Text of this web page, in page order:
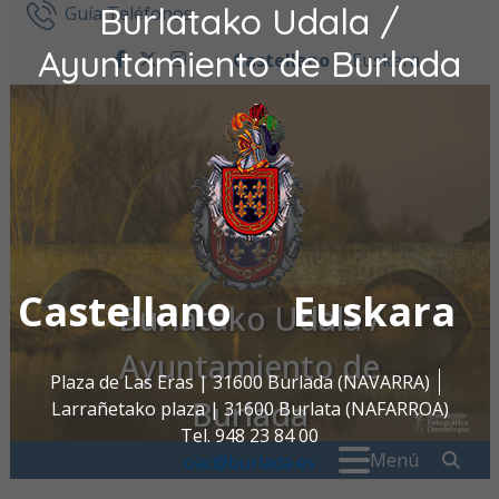
Burlatako Udala /
Ayuntamiento de Burlada
Castellano Euskara
Plaza de Las Eras | 31600 Burlada (NAVARRA)
Larrañetako plaza | 31600 Burlata (NAFARROA)
Tel. 948 23 84 00
oac@burlada.es
Ir al contenidoGuía Teléfonos
facebook
twitter
instagram
Castellano Euskara
Burlatako Udala /
Ayuntamiento de
Burlada
Menú